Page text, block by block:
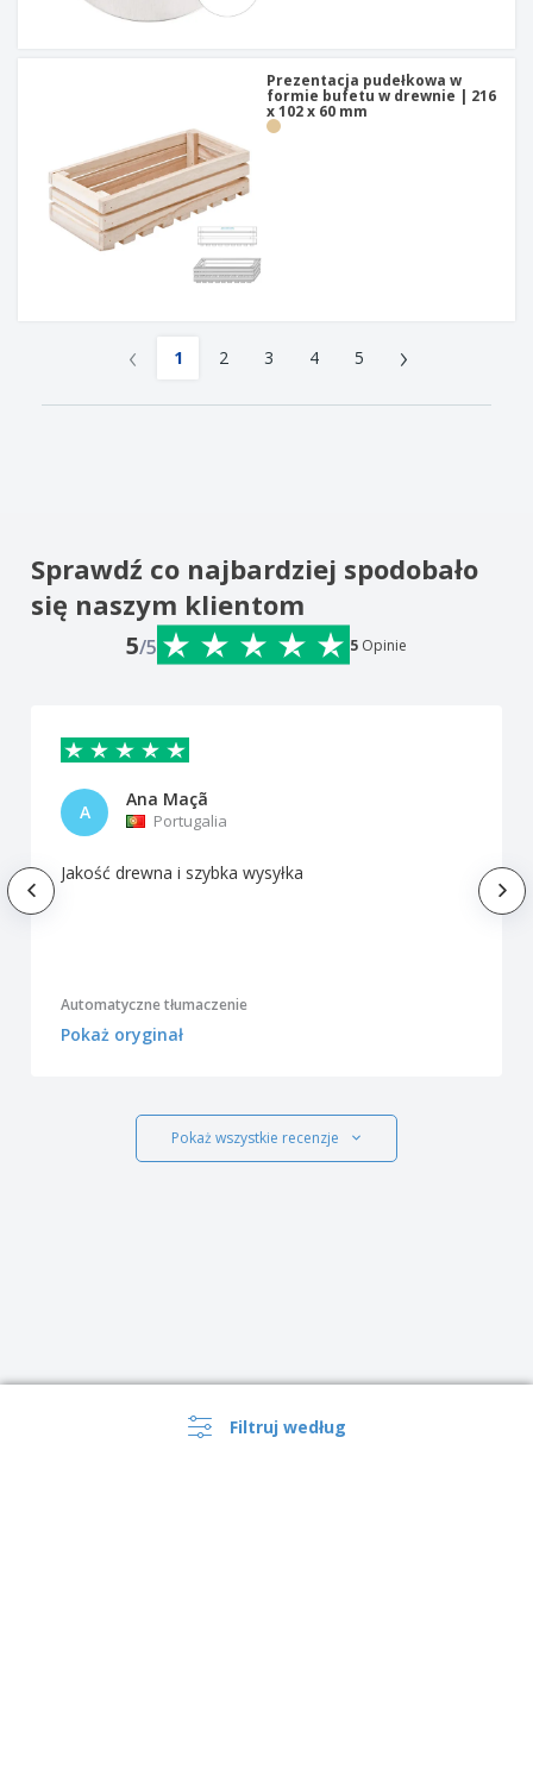
Filtruj według
Prezentacja pudełkowa w
formie bufetu w drewnie | 216
x 102 x 60 mm
‹ 1 2 3 4 5 ›
Sprawdź co najbardziej spodobało
się naszym klientom
5/5 5 Opinie
A
Ana Maçã
Portugalia
Jakość drewna i szybka wysyłka
Automatyczne tłumaczenie
Pokaż oryginał
Pokaż wszystkie recenzje